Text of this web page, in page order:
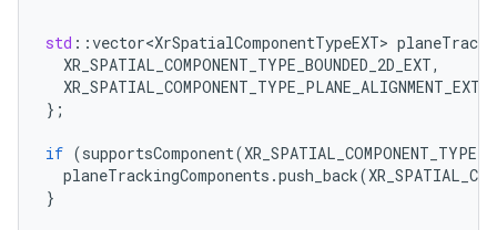
std : :vector<XrSpatialComponentTypeEXT>
XR_SPATIAL_COMPONENT_TYPE_BOUNDED_2D_EXT,
XR_SPATIAL_COMPONENT_TYPE_PLANE_ALIGNMENT_EXT
} ;
if (supportsComponent(
planeTrackingComponents .push_back(
}